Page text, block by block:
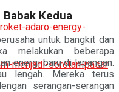
Kedua
untuk bangkit dan
melakukan beberapa
energi baru di lapangan.
lengah. Mereka terus
serangan-serangan